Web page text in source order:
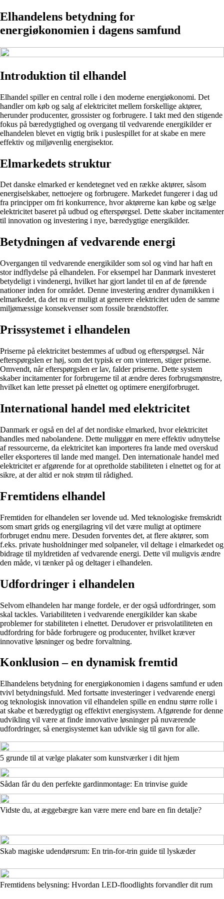
Elhandelens betydning for
energiøkonomien i dagens samfund
Introduktion til elhandel
Elhandel spiller en central rolle i den moderne energiøkonomi. Det
handler om køb og salg af elektricitet mellem forskellige aktører,
herunder producenter, grossister og forbrugere. I takt med den stigende
fokus på bæredygtighed og overgang til vedvarende energikilder er
elhandelen blevet en vigtig brik i puslespillet for at skabe en mere
effektiv og miljøvenlig energisektor.
Elmarkedets struktur
Det danske elmarked er kendetegnet ved en række aktører, såsom
energiselskaber, nettoejere og forbrugere. Markedet fungerer i dag ud
fra principper om fri konkurrence, hvor aktørerne kan købe og sælge
elektricitet baseret på udbud og efterspørgsel. Dette skaber incitamenter
til innovation og investering i nye, bæredygtige energikilder.
Betydningen af vedvarende energi
Overgangen til vedvarende energikilder som sol og vind har haft en
stor indflydelse på elhandelen. For eksempel har Danmark investeret
betydeligt i vindenergi, hvilket har gjort landet til en af de førende
nationer inden for området. Denne investering ændrer dynamikken i
elmarkedet, da det nu er muligt at generere elektricitet uden de samme
miljømæssige konsekvenser som fossile brændstoffer.
Prissystemet i elhandelen
Priserne på elektricitet bestemmes af udbud og efterspørgsel. Når
efterspørgslen er høj, som det typisk er om vinteren, stiger priserne.
Omvendt, når efterspørgslen er lav, falder priserne. Dette system
skaber incitamenter for forbrugerne til at ændre deres forbrugsmønstre,
hvilket kan lette presset på elnettet og optimere energiforbruget.
International handel med elektricitet
Danmark er også en del af det nordiske elmarked, hvor elektricitet
handles med nabolandene. Dette muliggør en mere effektiv udnyttelse
af ressourcerne, da elektricitet kan importeres fra lande med overskud
eller eksporteres til lande med mangel. Den internationale handel med
elektricitet er afgørende for at opretholde stabiliteten i elnettet og for at
sikre, at der altid er nok strøm til rådighed.
Fremtidens elhandel
Fremtiden for elhandelen ser lovende ud. Med teknologiske fremskridt
som smart grids og energilagring vil det være muligt at optimere
forbruget endnu mere. Desuden forventes det, at flere aktører, som
f.eks. private husholdninger med solpaneler, vil deltage i elmarkedet og
bidrage til myldretiden af vedvarende energi. Dette vil muligvis ændre
den måde, vi tænker på og deltager i elhandelen.
Udfordringer i elhandelen
Selvom elhandelen har mange fordele, er der også udfordringer, som
skal tackles. Variabiliteten i vedvarende energikilder kan skabe
problemer for stabiliteten i elnettet. Derudover er prisvolatiliteten en
udfordring for både forbrugere og producenter, hvilket kræver
innovative løsninger og bedre forvaltning.
Konklusion – en dynamisk fremtid
Elhandelens betydning for energiøkonomien i dagens samfund er uden
tvivl betydningsfuld. Med fortsatte investeringer i vedvarende energi
og teknologisk innovation vil elhandelen spille en endnu større rolle i
at skabe et bæredygtigt og effektivt energisystem. Afgørende for denne
udvikling vil være at finde innovative løsninger på nuværende
udfordringer, så energisystemet kan udvikle sig til gavn for alle.
5 grunde til at vælge plakater som kunstværker i dit hjem
Sådan får du den perfekte gardinmontage: En trinvise guide
Vidste du, at æggebægre kan være mere end bare en fin detalje?
Skab magiske udendørsrum: En trin-for-trin guide til lyskæder
Fremtidens belysning: Hvordan LED-floodlights forvandler dit rum